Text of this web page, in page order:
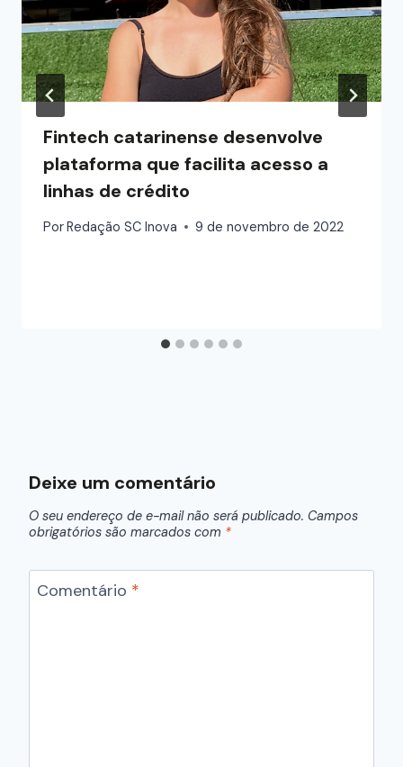
Fintech catarinense desenvolve
plataforma que facilita acesso a
linhas de crédito
PorRedação SC Inova 9 de novembro de 2022
Deixe um comentário
O seu endereço de e-mail não será publicado. Campos
obrigatórios são marcados com *
Comentário *